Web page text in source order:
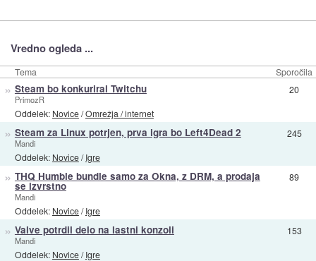
Vredno ogleda ...
Tema Sporočila
» Steam bo konkuriral Twitchu
PrimozR
Oddelek: Novice/Omrežja / internet
20
» Steam za Linux potrjen, prva igra bo Left4Dead 2
Mandi
Oddelek: Novice/Igre
245
» THQ Humble bundle samo za Okna, z DRM, a prodaja
se izvrstno
Mandi
Oddelek: Novice/Igre
89
» Valve potrdil delo na lastni konzoli
Mandi
Oddelek: Novice/Igre
153